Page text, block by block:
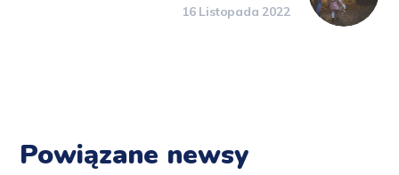
16 Listopada 2022
Powiązane newsy